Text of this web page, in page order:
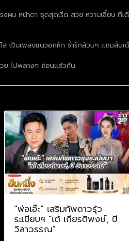
ม หน้าตา ชุดสุดเริ่ด สวย หวานเจี๊ยบ ทีเ
เป็นเพลงแนวอกหัก ช้ำรักล้วนๆ แถมสิ้น
ย ไปพลางๆ ก่อนแล้วกัน
"พ่อเอ๊ะ" เสริมทัพดาวรุ้ว
ระเบียบฯ "เต้ เกียรติพงษ์, บี
วิลาวรรณ"